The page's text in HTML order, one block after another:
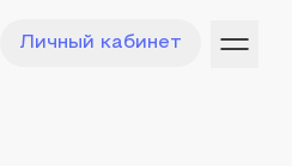
Личный кабинет